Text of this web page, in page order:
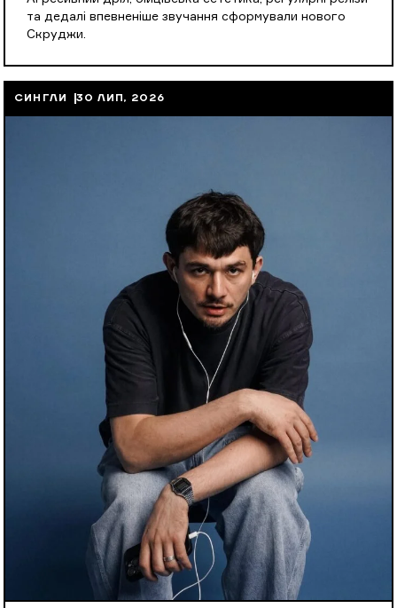
та дедалі впевненіше звучання сформували нового
Скруджи.
СИНГЛИ 30 ЛИП, 2026